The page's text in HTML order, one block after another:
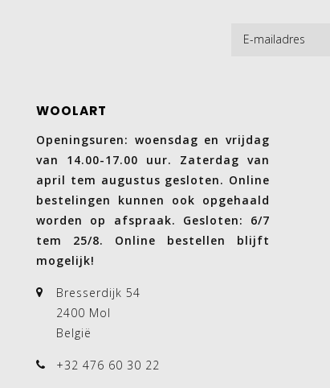
WOOLART
Openingsuren: woensdag en vrijdag
van 14.00-17.00 uur. Zaterdag van
april tem augustus gesloten. Online
bestelingen kunnen ook opgehaald
worden op afspraak. Gesloten: 6/7
tem 25/8. Online bestellen blijft
mogelijk!
Bresserdijk 54
2400 Mol
België
+32 476 60 30 22